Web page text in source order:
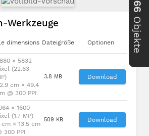
Werkzeuge
dimensions Dateigröße Optionen
× 5832
(22.63
cm × 49.4
@ 300 PPI
3.8 MB Download
× 1600
(1.7 MP)
cm × 13.5 cm
300 PPI
509 KB Download
66
Objekte